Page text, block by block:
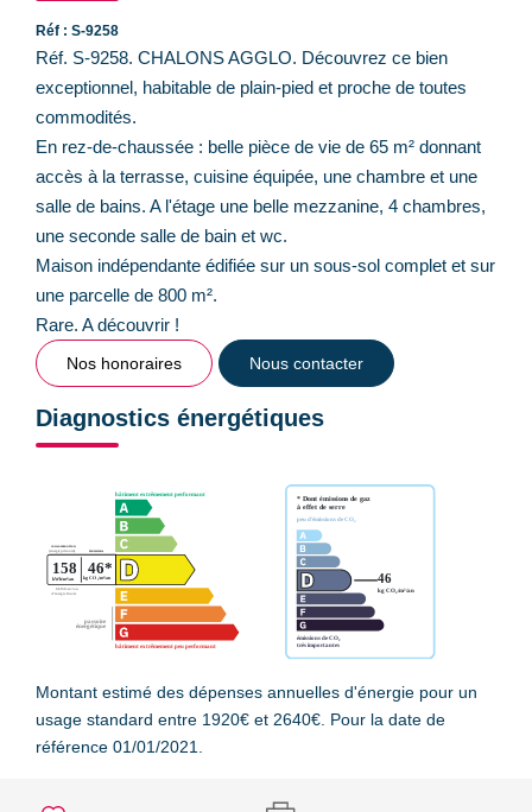
Réf : S-9258
Réf. S-9258. CHALONS AGGLO. Découvrez ce bien
exceptionnel, habitable de plain-pied et proche de toutes
commodités.
En rez-de-chaussée : belle pièce de vie de 65 m² donnant
accès à la terrasse, cuisine équipée, une chambre et une
salle de bains. A l'étage une belle mezzanine, 4 chambres,
une seconde salle de bain et wc.
Maison indépendante édifiée sur un sous-sol complet et sur
une parcelle de 800 m².
Rare. A découvrir !
Nos honoraires Nous contacter
Diagnostics énergétiques
Montant estimé des dépenses annuelles d'énergie pour un
usage standard entre 1920€ et 2640€. Pour la date de
référence 01/01/2021.